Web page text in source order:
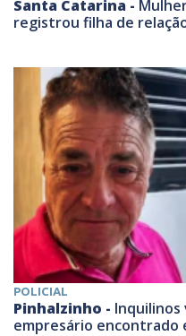
Santa Catarina -
registrou filha de
POLICIAL
Pinhalzinho -
empresário encontrado